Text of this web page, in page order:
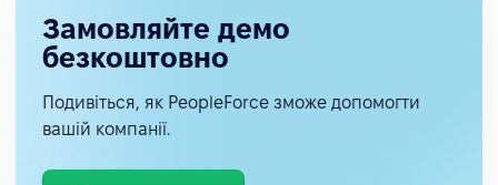
Замовляйте демо
безкоштовно
Подивіться, як PeopleForce зможе допомогти
вашій компанії.